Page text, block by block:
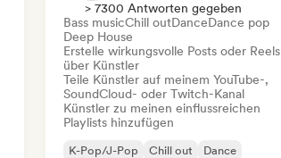
> 7300 Antworten gegeben
Bass musicChill outDanceDance pop
Deep House
Erstelle wirkungsvolle Posts oder Reels
über Künstler
Teile Künstler auf meinem YouTube-,
SoundCloud- oder Twitch-Kanal
Künstler zu meinen einflussreichen
Playlists hinzufügen
K-Pop/J-Pop Chill out
Dance